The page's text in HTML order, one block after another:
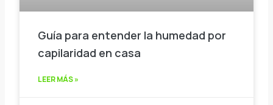
Guía para entender la humedad por
capilaridad en casa
LEER MÁS »